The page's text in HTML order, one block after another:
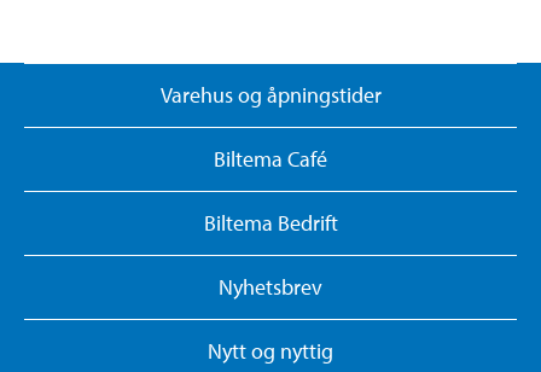
Varehus og åpningstider
Biltema Café
Biltema Bedrift
Nyhetsbrev
Nytt og nyttig